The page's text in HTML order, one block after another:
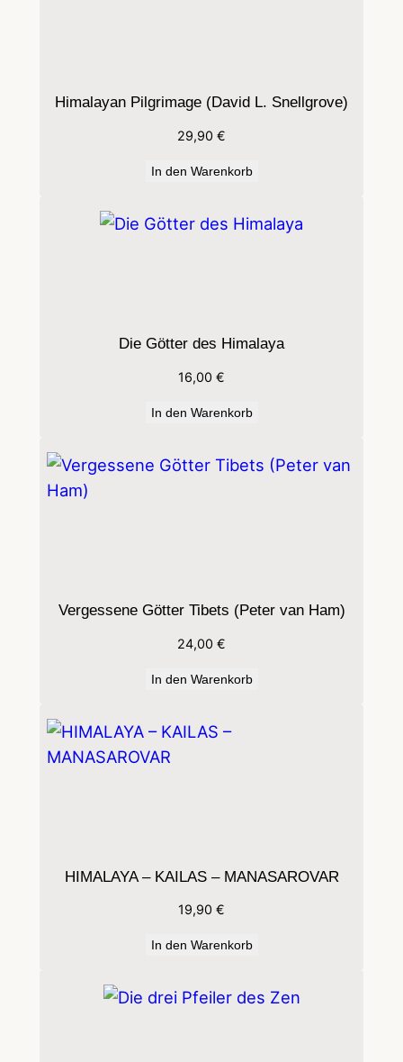
Himalayan Pilgrimage (David L. Snellgrove)
29,90 €
In den Warenkorb
Die Götter des Himalaya
16,00 €
In den Warenkorb
Vergessene Götter Tibets (Peter van Ham)
24,00 €
In den Warenkorb
HIMALAYA – KAILAS – MANASAROVAR
19,90 €
In den Warenkorb